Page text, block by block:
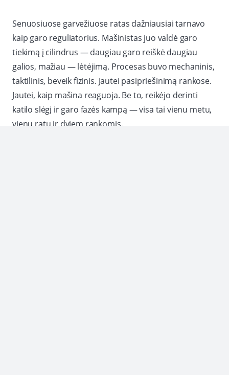
Senuosiuose garvežiuose ratas dažniausiai tarnavo
kaip garo reguliatorius. Mašinistas juo valdė garo
tiekimą į cilindrus — daugiau garo reiškė daugiau
galios, mažiau — lėtėjimą. Procesas buvo mechaninis,
taktilinis, beveik fizinis. Jautei pasipriešinimą rankose.
Jautei, kaip mašina reaguoja. Be to, reikėjo derinti
katilo slėgį ir garo fazės kampą — visa tai vienu metu,
vienu ratu ir dviem rankomis.